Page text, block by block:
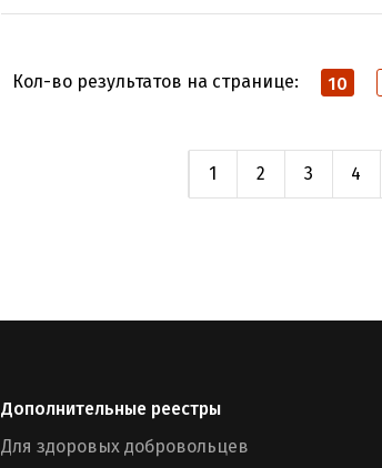
Кол-во результатов на странице: 10
1 2 3 4
Дополнительные реестры
Для здоровых добровольцев